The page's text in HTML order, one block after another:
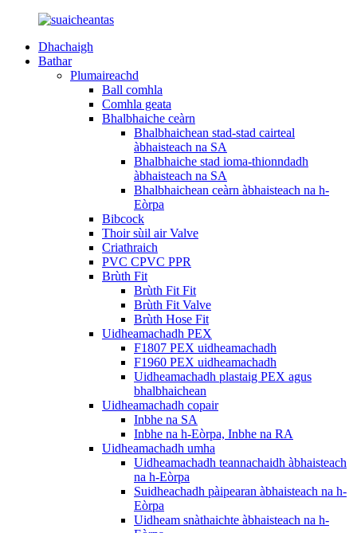
Dhachaigh
Bathar
Plumaireachd
Ball comhla
Comhla geata
Bhalbhaiche ceàrn
Bhalbhaichean stad-stad cairteal
àbhaisteach na SA
Bhalbhaiche stad ioma-thionndadh
àbhaisteach na SA
Bhalbhaichean ceàrn àbhaisteach na h-
Eòrpa
Bibcock
Thoir sùil air Valve
Criathraich
PVC CPVC PPR
Brùth Fit
Brùth Fit Fit
Brùth Fit Valve
Brùth Hose Fit
Uidheamachadh PEX
F1807 PEX uidheamachadh
F1960 PEX uidheamachadh
Uidheamachadh plastaig PEX agus
bhalbhaichean
Uidheamachadh copair
Inbhe na SA
Inbhe na h-Eòrpa, Inbhe na RA
Uidheamachadh umha
Uidheamachadh teannachaidh àbhaisteach
na h-Eòrpa
Suidheachadh pàipearan àbhaisteach na h-
Eòrpa
Uidheam snàthaichte àbhaisteach na h-